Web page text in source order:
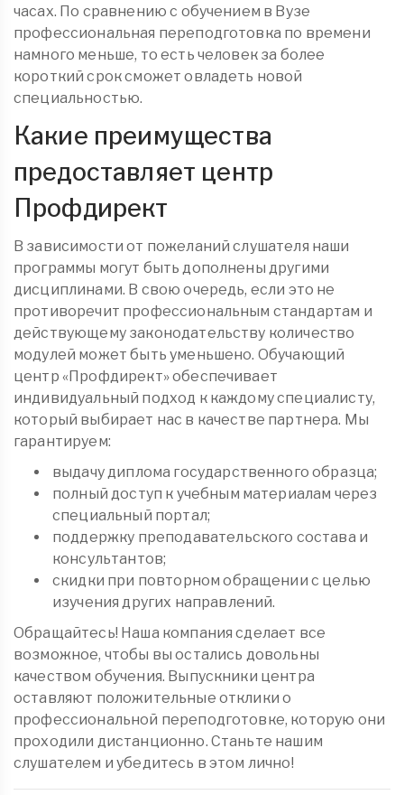
часах. По сравнению с обучением в Вузе
профессиональная переподготовка по времени
намного меньше, то есть человек за более
короткий срок сможет овладеть новой
специальностью.
Какие преимущества
предоставляет центр
Профдирект
В зависимости от пожеланий слушателя наши
программы могут быть дополнены другими
дисциплинами. В свою очередь, если это не
противоречит профессиональным стандартам и
действующему законодательству количество
модулей может быть уменьшено. Обучающий
центр «Профдирект» обеспечивает
индивидуальный подход к каждому специалисту,
который выбирает нас в качестве партнера. Мы
гарантируем:
выдачу диплома государственного образца;
полный доступ к учебным материалам через
специальный портал;
поддержку преподавательского состава и
консультантов;
скидки при повторном обращении с целью
изучения других направлений.
Обращайтесь! Наша компания сделает все
возможное, чтобы вы остались довольны
качеством обучения. Выпускники центра
оставляют положительные отклики о
профессиональной переподготовке, которую они
проходили дистанционно. Станьте нашим
слушателем и убедитесь в этом лично!